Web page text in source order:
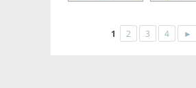
1 2 3 4 ►